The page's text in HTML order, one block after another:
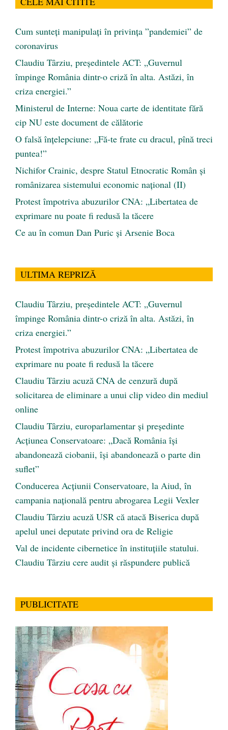
Cum sunteți manipulați în privința ”pandemiei” de
coronavirus
Claudiu Târziu, președintele ACT: „Guvernul
împinge România dintr-o criză în alta. Astăzi, în
criza energiei.”
Ministerul de Interne: Noua carte de identitate fără
cip NU este document de călătorie
O falsă înțelepciune: „Fă-te frate cu dracul, pînă treci
puntea!”
Nichifor Crainic, despre Statul Etnocratic Român şi
românizarea sistemului economic naţional (II)
Protest împotriva abuzurilor CNA: „Libertatea de
exprimare nu poate fi redusă la tăcere
Ce au în comun Dan Puric şi Arsenie Boca
ULTIMA REPRIZĂ
Claudiu Târziu, președintele ACT: „Guvernul
împinge România dintr-o criză în alta. Astăzi, în
criza energiei.”
Protest împotriva abuzurilor CNA: „Libertatea de
exprimare nu poate fi redusă la tăcere
Claudiu Târziu acuză CNA de cenzură după
solicitarea de eliminare a unui clip video din mediul
online
Claudiu Târziu, europarlamentar și președinte
Acțiunea Conservatoare: „Dacă România își
abandonează ciobanii, își abandonează o parte din
suflet”
Conducerea Acțiunii Conservatoare, la Aiud, în
campania națională pentru abrogarea Legii Vexler
Claudiu Târziu acuză USR că atacă Biserica după
apelul unei deputate privind ora de Religie
Val de incidente cibernetice în instituțiile statului.
Claudiu Târziu cere audit și răspundere publică
PUBLICITATE